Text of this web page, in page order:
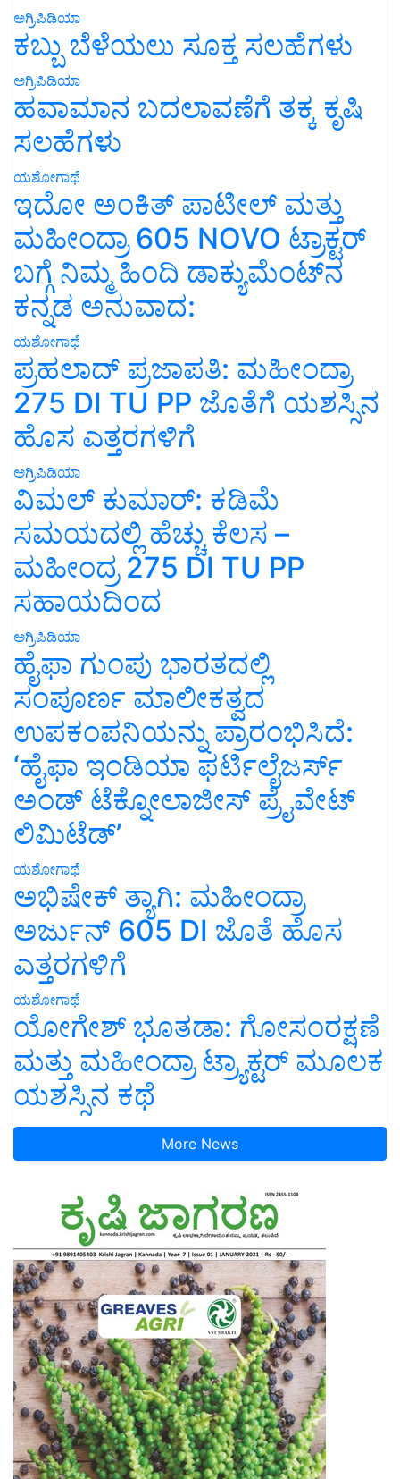
ಅಗ್ರಿಪಿಡಿಯಾ
ಕಬ್ಬು ಬೆಳೆಯಲು ಸೂಕ್ತ ಸಲಹೆಗಳು
ಅಗ್ರಿಪಿಡಿಯಾ
ಹವಾಮಾನ ಬದಲಾವಣೆಗೆ ತಕ್ಕ ಕೃಷಿ
ಸಲಹೆಗಳು
ಯಶೋಗಾಥೆ
ಇದೋ ಅಂಕಿತ್ ಪಾಟೀಲ್ ಮತ್ತು
ಮಹೀಂದ್ರಾ 605 NOVO ಟ್ರಾಕ್ಟರ್
ಬಗ್ಗೆ ನಿಮ್ಮ ಹಿಂದಿ ಡಾಕ್ಯುಮೆಂಟ್‌ನ
ಕನ್ನಡ ಅನುವಾದ:
ಯಶೋಗಾಥೆ
ಪ್ರಹಲಾದ್ ಪ್ರಜಾಪತಿ: ಮಹೀಂದ್ರಾ
275 DI TU PP ಜೊತೆಗೆ ಯಶಸ್ಸಿನ
ಹೊಸ ಎತ್ತರಗಳಿಗೆ
ಅಗ್ರಿಪಿಡಿಯಾ
ವಿಮಲ್ ಕುಮಾರ್: ಕಡಿಮೆ
ಸಮಯದಲ್ಲಿ ಹೆಚ್ಚು ಕೆಲಸ –
ಮಹೀಂದ್ರ 275 DI TU PP
ಸಹಾಯದಿಂದ
ಅಗ್ರಿಪಿಡಿಯಾ
ಹೈಫಾ ಗುಂಪು ಭಾರತದಲ್ಲಿ
ಸಂಪೂರ್ಣ ಮಾಲೀಕತ್ವದ
ಉಪಕಂಪನಿಯನ್ನು ಪ್ರಾರಂಭಿಸಿದೆ:
‘ಹೈಫಾ ಇಂಡಿಯಾ ಫರ್ಟಿಲೈಜರ್ಸ್
ಅಂಡ್ ಟೆಕ್ನೋಲಾಜೀಸ್ ಪ್ರೈವೇಟ್
ಲಿಮಿಟೆಡ್’
ಯಶೋಗಾಥೆ
ಅಭಿಷೇಕ್ ತ್ಯಾಗಿ: ಮಹೀಂದ್ರಾ
ಅರ್ಜುನ್ 605 DI ಜೊತೆ ಹೊಸ
ಎತ್ತರಗಳಿಗೆ
ಯಶೋಗಾಥೆ
ಯೋಗೇಶ್ ಭೂತಡಾ: ಗೋಸಂರಕ್ಷಣೆ
ಮತ್ತು ಮಹೀಂದ್ರಾ ಟ್ರ್ಯಾಕ್ಟರ್ ಮೂಲಕ
ಯಶಸ್ಸಿನ ಕಥೆ
More News